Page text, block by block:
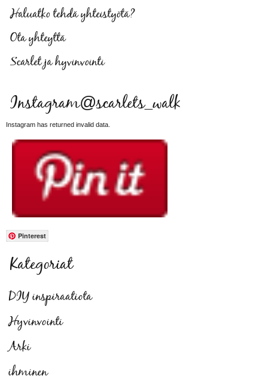
Haluatko tehdä yhteistyötä?
Ota yhteyttä
Scarlet ja hyvinvointi
Instagram@scarlets_walk
Instagram has returned invalid data.
Pinterest
Kategoriat
DIY inspiraatiota
Hyvinvointi
Arki
ihminen